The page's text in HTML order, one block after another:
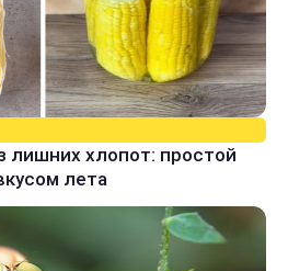
лишних хлопот: простой
лета